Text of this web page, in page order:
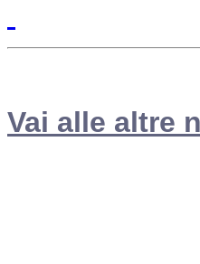
Vai alle altre